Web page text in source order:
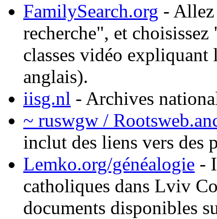
FamilySearch.org - Allez
recherche", et
classes vidéo expliquant
anglais).
iisg.nl - Archives
~ ruswgw /
inclut des liens vers des
Lemko.org/généalogie -
catholiques dans Lviv
documents disponibles